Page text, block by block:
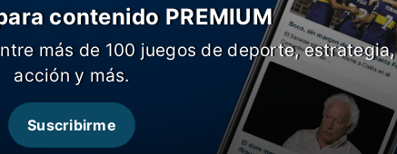
contenido PREMIUM
más de 100 juegos de deporte, estrategia,
acción y más.
Suscribirme